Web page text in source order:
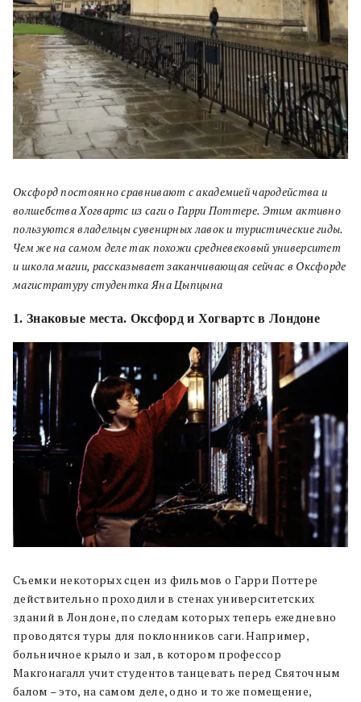
Оксфорд постоянно сравнивают с академией чародейства и
волшебства Хогвартс из саги о Гарри Поттере. Этим активно
пользуются владельцы сувенирных лавок и туристические гиды.
Чем же на самом деле так похожи средневековый университет
и школа магии, рассказывает заканчивающая сейчас в Оксфорде
магистратуру студентка Яна Цыпцына
1. Знаковые места. Оксфорд и Хогвартс в Лондоне
Съемки некоторых сцен из фильмов о Гарри Поттере
действительно проходили в стенах университетских
зданий в Лондоне, по следам которых теперь ежедневно
проводятся туры для поклонников саги. Например,
больничное крыло и зал, в котором профессор
Макгонагалл учит студентов танцевать перед Святочным
балом – это, на самом деле, одно и то же помещение,